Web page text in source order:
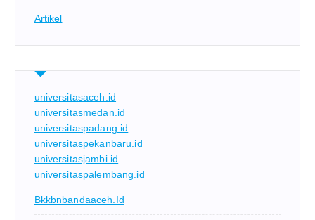
Artikel
universitasaceh.id
universitasmedan.id
universitaspadang.id
universitaspekanbaru.id
universitasjambi.id
universitaspalembang.id
Bkkbnbandaaceh.id